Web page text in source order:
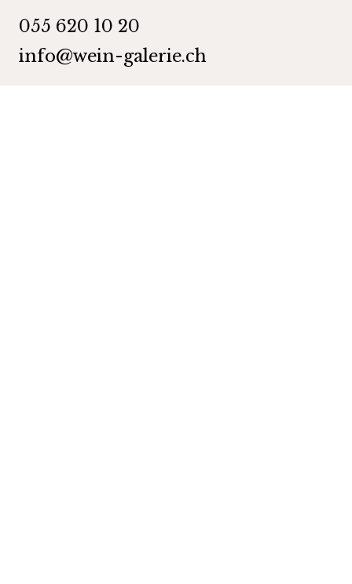
055 620 10 20
info@wein-galerie.ch